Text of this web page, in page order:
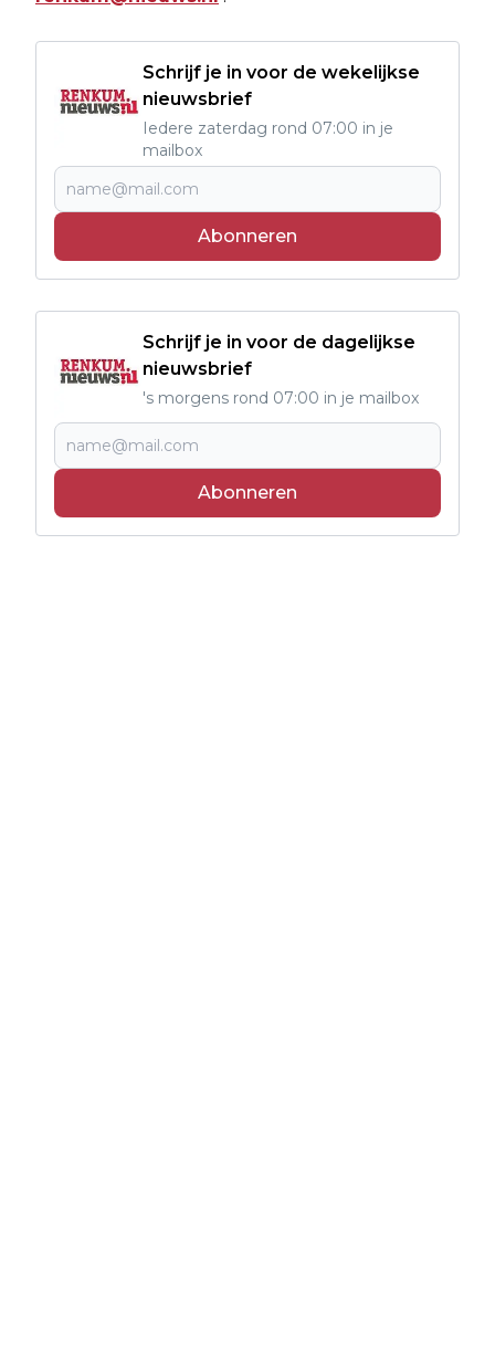
Schrijf je in voor de wekelijkse
nieuwsbrief
Iedere zaterdag rond 07:00 in je
mailbox
Abonneren
Schrijf je in voor de dagelijkse
nieuwsbrief
's morgens rond 07:00 in je mailbox
Abonneren